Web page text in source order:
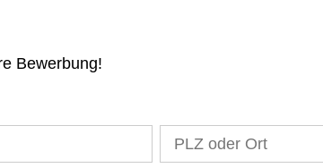
Bewerbung!